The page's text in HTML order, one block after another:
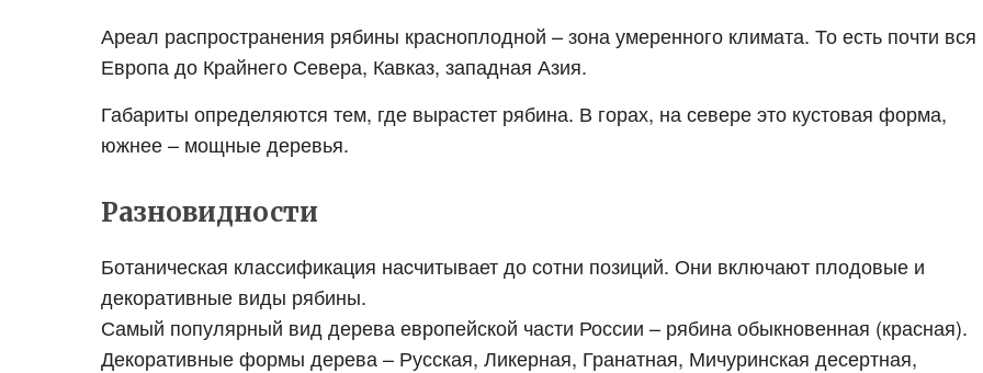
Ареал распространения рябины красноплодной – зона умеренного климата. То есть почти вся
Европа до Крайнего Севера, Кавказ, западная Азия.
Габариты определяются тем, где вырастет рябина. В горах, на севере это кустовая форма,
южнее – мощные деревья.
Разновидности
Ботаническая классификация наcчитывает до сотни позиций. Они включают плодовые и
декоративные виды рябины.
Самый популярный вид дерева европейской части России – рябина обыкновенная (красная).
Декоративные формы дерева – Русская, Ликерная, Гранатная, Мичуринская десертная,